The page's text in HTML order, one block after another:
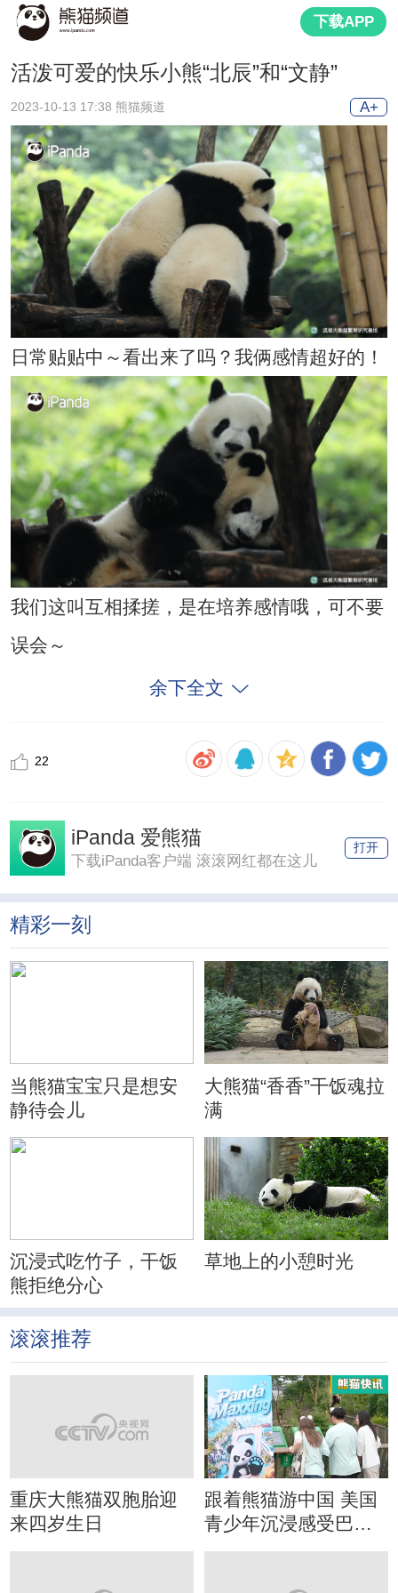
下载APP
活泼可爱的快乐小熊“北辰”和“文静”
2023-10-13 17:38 熊猫频道 A+
日常贴贴中～看出来了吗？我俩感情超好的！
我们这叫互相揉搓，是在培养感情哦，可不要
误会～
余下全文
22
iPanda 爱熊猫
下载iPanda客户端 滚滚网红都在这儿
打开
精彩一刻
当熊猫宝宝只是想安
静待会儿
大熊猫“香香”干饭魂拉
满
沉浸式吃竹子，干饭
熊拒绝分心
草地上的小憩时光
滚滚推荐
重庆大熊猫双胞胎迎
来四岁生日
跟着熊猫游中国 美国
青少年沉浸感受巴蜀
文化